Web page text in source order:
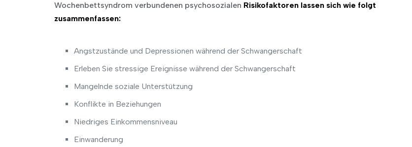
Wochenbettsyndrom verbundenen psychosozialen Risikofaktoren lassen sich wie folgt
zusammenfassen:
Angstzustände und Depressionen während der Schwangerschaft
Erleben Sie stressige Ereignisse während der Schwangerschaft
Mangelnde soziale Unterstützung
Konflikte in Beziehungen
Niedriges Einkommensniveau
Einwanderung